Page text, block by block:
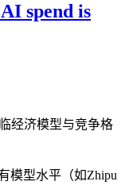
spend is
经济模型与竞争格
模型水平（如Zhipu